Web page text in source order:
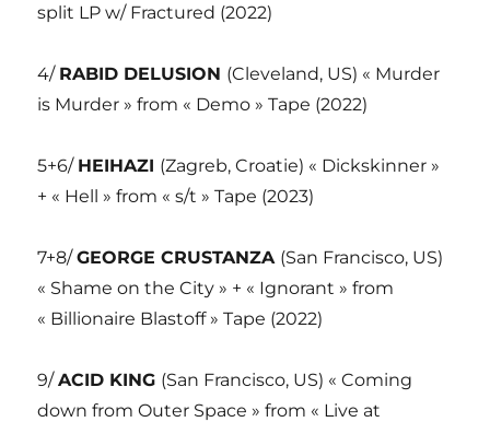
split LP w/ Fractured (2022)
4/ RABID DELUSION (Cleveland, US) « Murder
is Murder » from « Demo » Tape (2022)
5+6/ HEIHAZI (Zagreb, Croatie) « Dickskinner »
+ « Hell » from « s/t » Tape (2023)
7+8/GEORGE CRUSTANZA (San Francisco, US)
« Shame on the City » + « Ignorant » from
« Billionaire Blastoff » Tape (2022)
9/ACID KING (San Francisco, US) « Coming
down from Outer Space » from « Live at